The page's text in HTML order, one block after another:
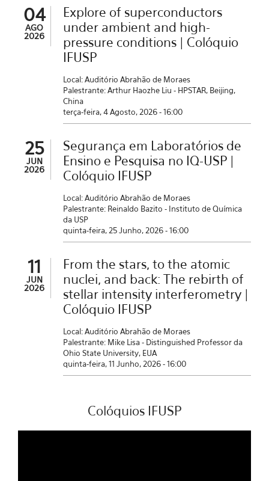
04
AGO
2026
Explore of superconductors
under ambient and high-
pressure conditions | Colóquio
IFUSP
Local: Auditório Abrahão de Moraes
Palestrante: Arthur Haozhe Liu - HPSTAR, Beijing,
China
terça-feira, 4 Agosto, 2026 - 16:00
25
JUN
2026
Segurança em Laboratórios de
Ensino e Pesquisa no IQ-USP |
Colóquio IFUSP
Local: Auditório Abrahão de Moraes
Palestrante: Reinaldo Bazito - Instituto de Química
da USP
quinta-feira, 25 Junho, 2026 - 16:00
11
JUN
2026
From the stars, to the atomic
nuclei, and back: The rebirth of
stellar intensity interferometry |
Colóquio IFUSP
Local: Auditório Abrahão de Moraes
Palestrante: Mike Lisa - Distinguished Professor da
Ohio State University, EUA
quinta-feira, 11 Junho, 2026 - 16:00
Colóquios IFUSP